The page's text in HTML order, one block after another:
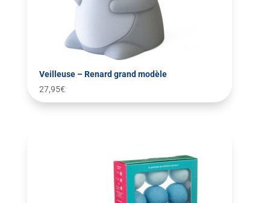
Veilleuse – Renard grand modèle
27,95€